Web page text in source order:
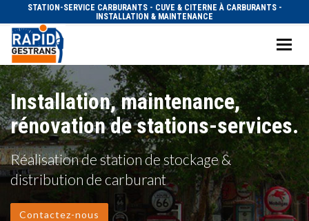
STATION-SERVICE CARBURANTS - CUVE & CITERNE À CARBURANTS -
INSTALLATION & MAINTENANCE
Installation, maintenance,
rénovation de stations-services.
Réalisation de station de stockage &
distribution de carburant
Contactez-nous